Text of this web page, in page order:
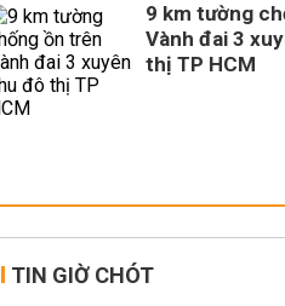
9 km tường
Vành đai 3
thị TP HCM
TIN GIỜ CHÓT